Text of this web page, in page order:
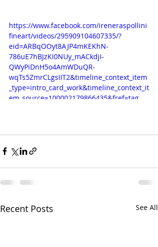
https://www.facebook.com/ireneraspollini
fineart/videos/295909104607335/?
eid=ARBqOOyt8AJP4mKEKhN-
786uE7hBJzKI0NUy_mACkdjI-
QWyPiDnH5o4AmWDuQR-
wqTs5ZmrCLgsIIT2&timeline_context_item
_type=intro_card_work&timeline_context_it
em_source=100002179866435&fref=tag
Recent Posts See All